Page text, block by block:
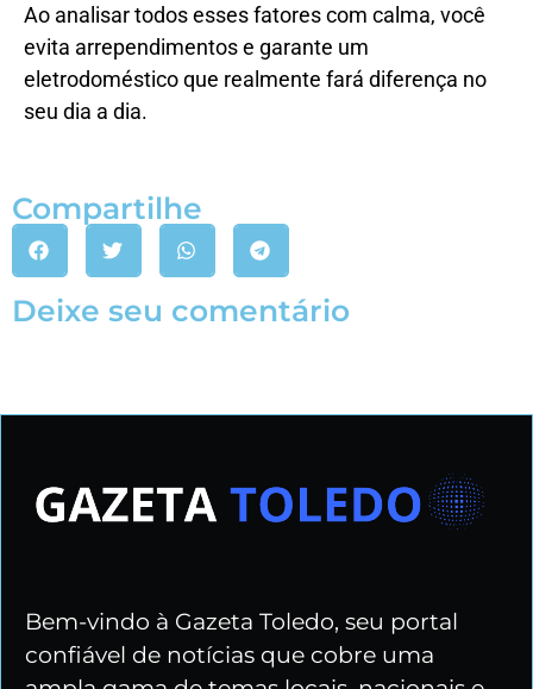
Ao analisar todos esses fatores com calma, você
evita arrependimentos e garante um
eletrodoméstico que realmente fará diferença no
seu dia a dia.
Compartilhe
Deixe seu comentário
Bem-vindo à Gazeta Toledo, seu portal
confiável de notícias que cobre uma